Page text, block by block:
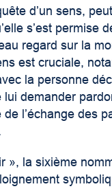
d’un sens,
s’est
regard sur la
est cruciale,
la personne
demander
l’échange des
», la sixième